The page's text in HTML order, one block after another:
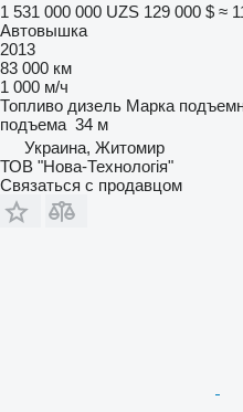
1 531 000 000 UZS 129 000 $ ≈
Автовышка
2013
83 000 км
1 000 м/ч
Топливо дизель Марка
подъема 34 м
Украина, Житомир
ТОВ "Нова-Технологія"
Связаться с продавцом